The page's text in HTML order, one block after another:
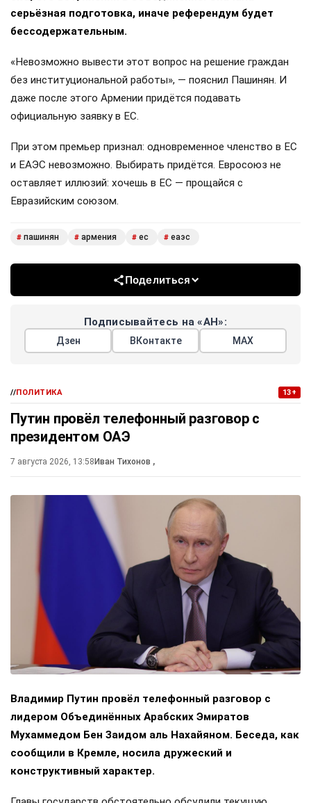
серьёзная подготовка, иначе референдум будет
бессодержательным.
«Невозможно вывести этот вопрос на решение граждан
без институциональной работы», — пояснил Пашинян. И
даже после этого Армении придётся подавать
официальную заявку в ЕС.
При этом премьер признал: одновременное членство в ЕС
и ЕАЭС невозможно. Выбирать придётся. Евросоюз не
оставляет иллюзий: хочешь в ЕС — прощайся с
Евразийским союзом.
# пашинян # армения # ес # еаэс
Поделиться
Подписывайтесь на «АН»:
Дзен ВКонтакте МАХ
//ПОЛИТИКА 13+
Путин провёл телефонный разговор с
президентом ОАЭ
7 августа 2026, 13:58 Иван Тихонов ,
Владимир Путин провёл телефонный разговор с
лидером Объединённых Арабских Эмиратов
Мухаммедом Бен Заидом аль Нахайяном. Беседа, как
сообщили в Кремле, носила дружеский и
конструктивный характер.